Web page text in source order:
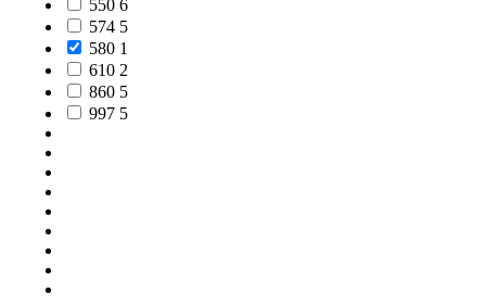
550 6
574 5
580 1
610 2
860 5
997 5